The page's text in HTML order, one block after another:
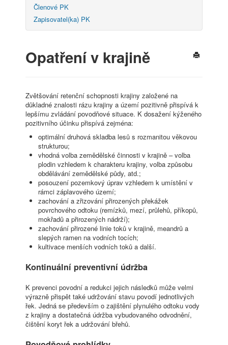
Členové PK
Zapisovatel(ka) PK
Opatření v krajině
Zvětšování retenční schopnosti krajiny založené na
důkladné znalosti rázu krajiny a území pozitivně přispívá k
lepšímu zvládání povodňové situace. K dosažení kýženého
pozitivního účinku přispívá zejména:
optimální druhová skladba lesů s rozmanitou věkovou
strukturou;
vhodná volba zemědělské činnosti v krajině – volba
plodin vzhledem k charakteru krajiny, volba způsobu
obdělávání zemědělské půdy, atd.;
posouzení pozemkový úprav vzhledem k umístění v
rámci záplavového území;
zachování a zřizování přirozených překážek
povrchového odtoku (remízků, mezí, průlehů, příkopů,
mokřadů a přirozených nádrží);
zachování přirozené linie toků v krajině, meandrů a
slepých ramen na vodních tocích;
kultivace menších vodních toků a další.
Kontinuální preventivní údržba
K prevenci povodní a redukci jejich následků může velmi
výrazně přispět také udržování stavu povodí jednotlivých
řek. Jedná se především o zajištění plynulého odtoku vody
z krajiny a dostatečná údržba vybudovaného odvodnění,
čištění koryt řek a udržování břehů.